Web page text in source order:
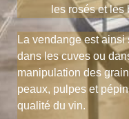
les rosés et les
La vendange est
dans les cuves ou
manipulation des
peaux, pulpes et
qualité du vin.